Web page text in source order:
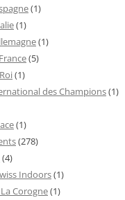
(1)
(1)
(1)
(5)
(1)
des Champions(1)
(1)
(278)
(4)
Indoors(1)
Corogne(1)